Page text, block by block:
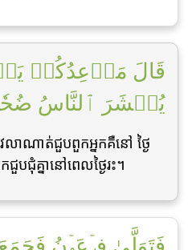
قَالَ مَوۡعِدُكُمۡ
يُحۡشَرَ ٱلنَّاسُ ضُحٗى
លាណាត់ជួបពួកអ្នកគឺនៅ ថ្ងៃ
ជុំគ្នានៅពេលថ្ងៃរះ។